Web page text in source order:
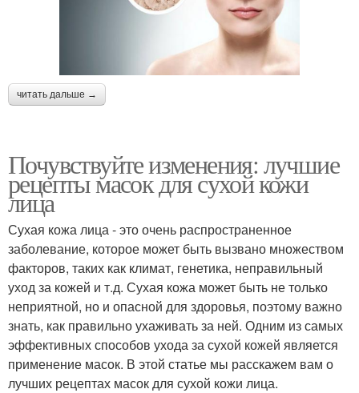
читать дальше →
Почувствуйте изменения: лучшие
рецепты масок для сухой кожи
лица
Сухая кожа лица - это очень распространенное
заболевание, которое может быть вызвано множеством
факторов, таких как климат, генетика, неправильный
уход за кожей и т.д. Сухая кожа может быть не только
неприятной, но и опасной для здоровья, поэтому важно
знать, как правильно ухаживать за ней. Одним из самых
эффективных способов ухода за сухой кожей является
применение масок. В этой статье мы расскажем вам о
лучших рецептах масок для сухой кожи лица.